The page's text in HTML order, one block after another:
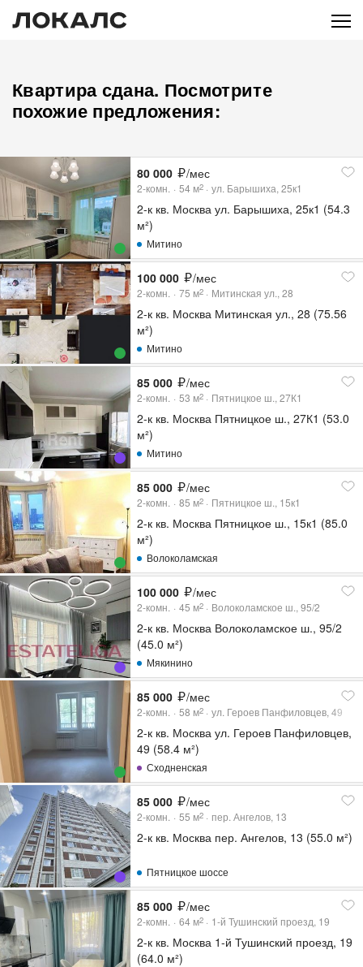
Квартира сдана. Посмотрите
похожие предложения:
80 000 /мес
2-комн. 54 м2 ул. Барышиха, 25к1
2-к кв. Москва ул. Барышиха, 25к1 (54.3
м²)
Митино
100 000 /мес
2-комн. 75 м2 Митинская ул., 28
2-к кв. Москва Митинская ул., 28 (75.56
м²)
Митино
85 000 /мес
2-комн. 53 м2 Пятницкое ш., 27К1
2-к кв. Москва Пятницкое ш., 27К1 (53.0
м²)
Митино
85 000 /мес
2-комн. 85 м2 Пятницкое ш., 15к1
2-к кв. Москва Пятницкое ш., 15к1 (85.0
м²)
Волоколамская
100 000 /мес
2-комн. 45 м2 Волоколамское ш., 95/2
2-к кв. Москва Волоколамское ш., 95/2
(45.0 м²)
Мякинино
85 000 /мес
2-комн. 58 м2 ул. Героев Панфиловцев, 49
2-к кв. Москва ул. Героев Панфиловцев,
49 (58.4 м²)
Сходненская
85 000 /мес
2-комн. 55 м2 пер. Ангелов, 13
2-к кв. Москва пер. Ангелов, 13 (55.0 м²)
Пятницкое шоссе
85 000 /мес
2-комн. 64 м2 1-й Тушинский проезд, 19
2-к кв. Москва 1-й Тушинский проезд, 19
(64.0 м²)